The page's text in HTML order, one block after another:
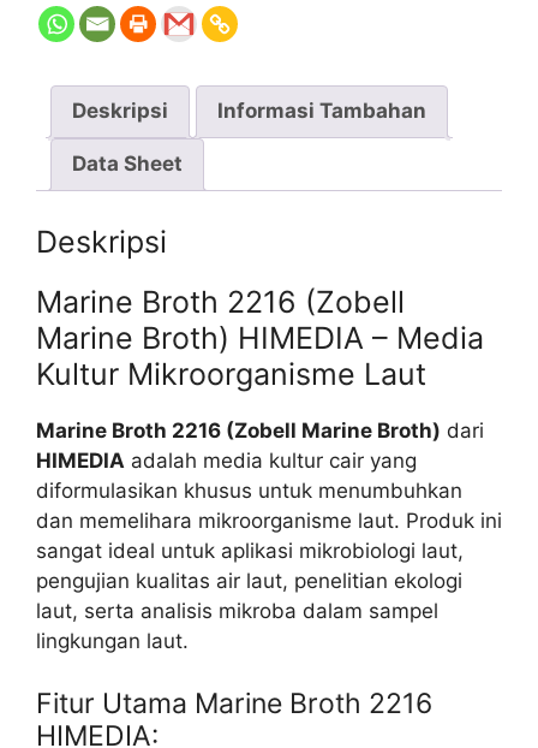
Deskripsi Informasi Tambahan
Data Sheet
Deskripsi
Marine Broth 2216 (Zobell
Marine Broth) HIMEDIA – Media
Kultur Mikroorganisme Laut
Marine Broth 2216 (Zobell Marine Broth) dari
HIMEDIA adalah media kultur cair yang
diformulasikan khusus untuk menumbuhkan
dan memelihara mikroorganisme laut. Produk ini
sangat ideal untuk aplikasi mikrobiologi laut,
pengujian kualitas air laut, penelitian ekologi
laut, serta analisis mikroba dalam sampel
lingkungan laut.
Fitur Utama Marine Broth 2216
HIMEDIA: